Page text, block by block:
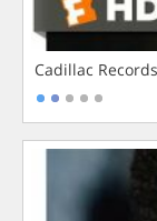
Cadillac